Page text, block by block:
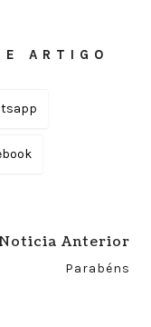
ARTIGO
Anterior
Parabéns